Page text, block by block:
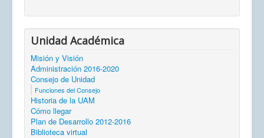
Unidad Académica
Misión y Visión
Administración 2016-2020
Consejo de Unidad
Funciones del Consejo
Historia de la UAM
Cómo llegar
Plan de Desarrollo 2012-2016
Biblioteca virtual